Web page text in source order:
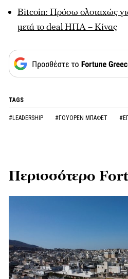
Bitcoin: Πρόσω ολοταχώς
μετά το deal ΗΠΑ – Κίνας
TAGS
#LEADERSHIP #ΓΟΥΟΡΕΝ ΜΠΑΦΕΤ
Περισσότερο